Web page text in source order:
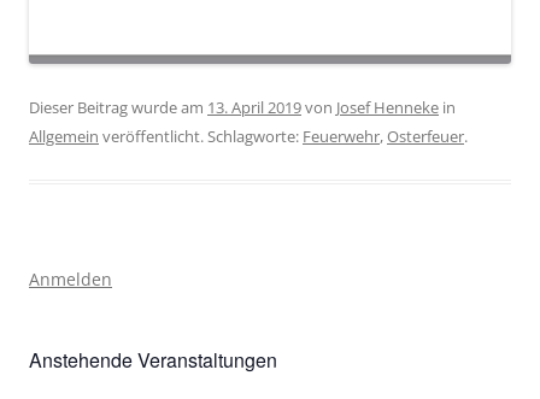
Dieser Beitrag wurde am 13. April 2019von Josef Henneke in
Allgemein veröffentlicht. Schlagworte: Feuerwehr,Osterfeuer.
Anmelden
Anstehende Veranstaltungen